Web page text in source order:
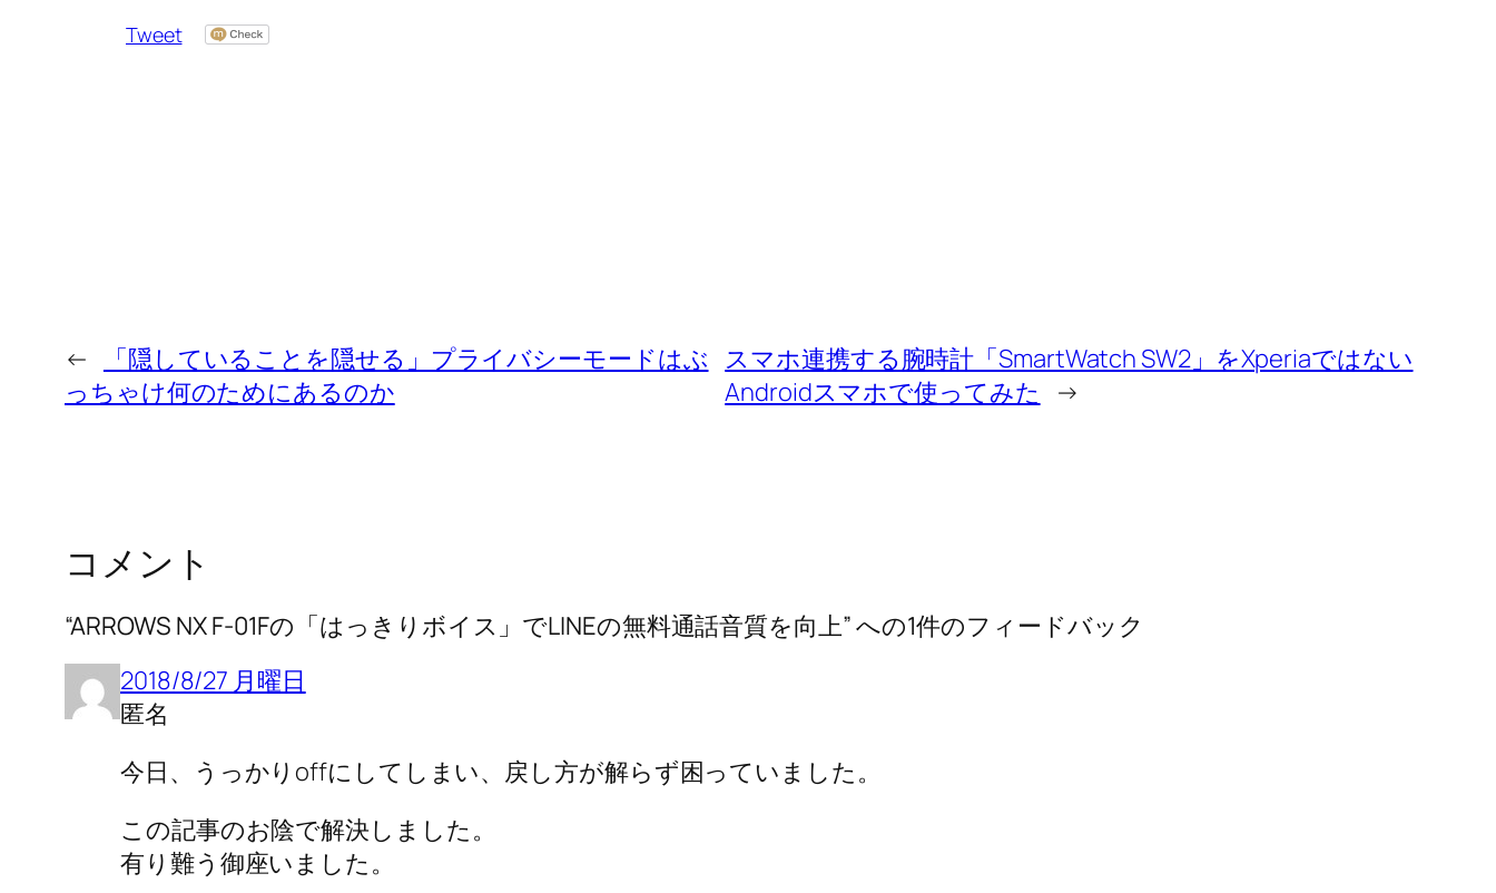
Tweet
←
「隠していることを隠せる」プライバシーモードはぶ
っちゃけ何のためにあるのか
スマホ連携する腕時計「SmartWatch SW2」をXperiaではない
Androidスマホで使ってみた
→
コメント
“ARROWS NX F-01Fの「はっきりボイス」でLINEの無料通話音質を向上” への1件のフィードバック
2018/8/27 月曜日
匿名
今日、うっかりoffにしてしまい、戻し方が解らず困っていました。
この記事のお陰で解決しました。
有り難う御座いました。